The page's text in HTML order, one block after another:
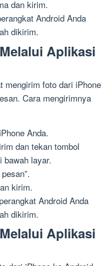
dan kirim.
Android Anda
dikirim.
Aplikasi
mengirim foto dari iPhone
Cara mengirimnya
Anda.
dan tekan tombol
bawah layar.
kirim.
Android Anda
dikirim.
Aplikasi